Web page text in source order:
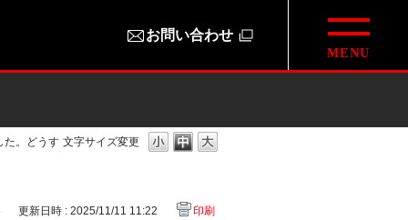
お問い合わせ
文字サイズ変更
た。どうす
更新日時 : 2025/11/11 11:22 印刷